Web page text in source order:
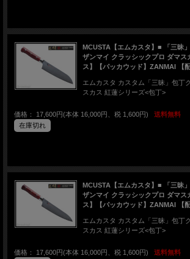
MCUSTA【エムカスタ】■ 「三昧
ザンマイ クラッシックプロ ダマス
ス】【パッカウッド】ZANMAI 【
エムカスタ カスタム「三昧」包丁
スカス 紅蓮シリーズ<包丁>
価格： 17,600円(本体 16,000円、税 1,600円)
送料無料
在庫切れ
MCUSTA【エムカスタ】■ 「三昧
ザンマイ クラッシックプロ ダマス
ス】【パッカウッド】ZANMAI 【
エムカスタ カスタム「三昧」包丁
スカス 紅蓮シリーズ<包丁>
価格： 17,600円(本体 16,000円、税 1,600円)
送料無料